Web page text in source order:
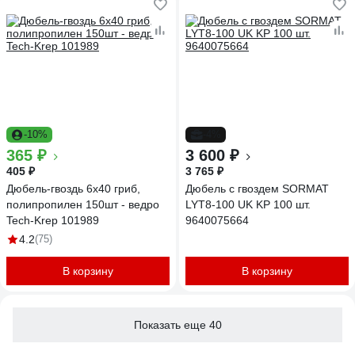
-10%
365 ₽
405 ₽
Дюбель-гвоздь 6х40 гриб,
полипропилен 150шт - ведро
Tech-Krep 101989
4.2(75)
В корзину
3 600 ₽
3 765 ₽
Дюбель с гвоздем SORMAT
LYT8-100 UK KP 100 шт.
9640075664
В корзину
Показать еще 40